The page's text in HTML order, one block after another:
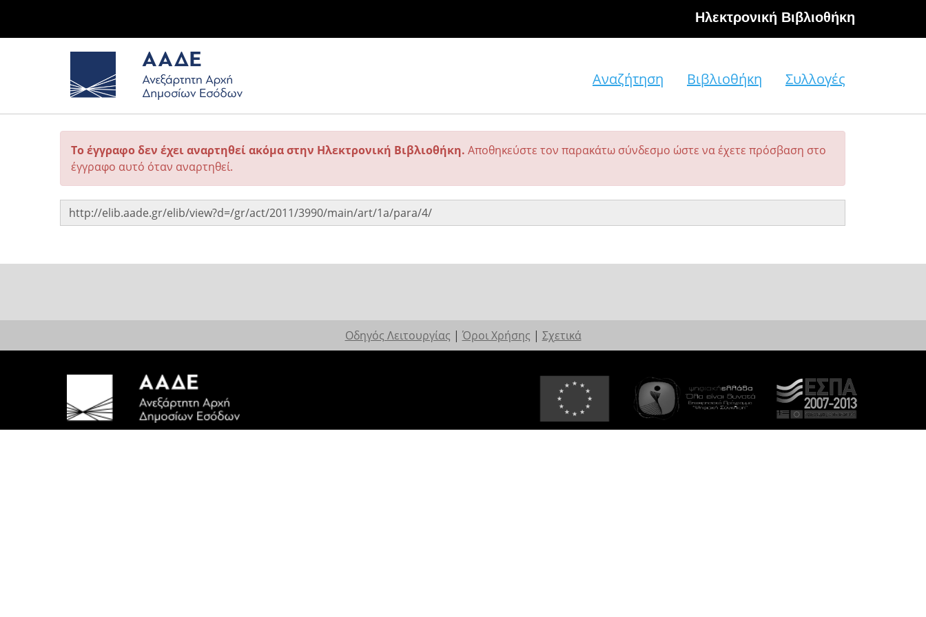
Hλεκτρονική Βιβλιοθήκη
Αναζήτηση Βιβλιοθήκη Συλλογές
Το έγγραφο δεν έχει αναρτηθεί ακόμα στην Ηλεκτρονική Βιβλιοθήκη. Αποθηκεύστε τον παρακάτω σύνδεσμο ώστε να έχετε πρόσβαση στο
έγγραφο αυτό όταν αναρτηθεί.
Οδηγός Λειτουργίας | Όροι Χρήσης | Σχετικά